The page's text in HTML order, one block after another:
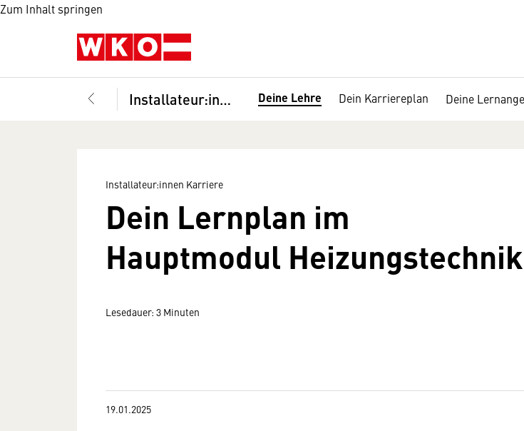
Zum Inhalt springen
Installateur:innen Karriere Deine Lehre Dein Karriereplan Deine
Installateur:innen Karriere
Dein Lernplan im
Hauptmodul Heizungstechnik
Lesedauer: 3 Minuten
19.01.2025